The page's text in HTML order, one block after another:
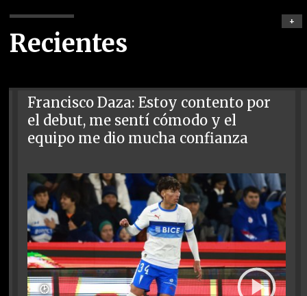
Recientes
+
Francisco Daza: Estoy contento por
el debut, me sentí cómodo y el
equipo me dio mucha confianza
🕑